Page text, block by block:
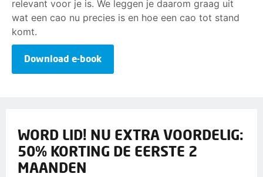
relevant voor je is. We leggen je daarom graag uit
wat een cao nu precies is en hoe een cao tot stand
komt.
Download e-book
WORD LID! NU EXTRA VOORDELIG:
50% KORTING DE EERSTE 2
MAANDEN